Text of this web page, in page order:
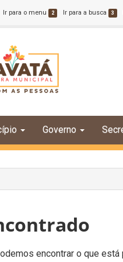
Ir para o menu 2 Ir para a busca 3
Governo
encontrar o que